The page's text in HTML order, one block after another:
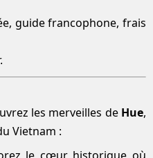
guide francophone, frais
les merveilles de Hue,
Vietnam :